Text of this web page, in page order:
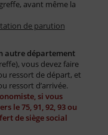
avant même la
de parution
autre département
vous devez faire
ressort de départ, et
ressort d’arrivée.
si vous
le 75, 91, 92, 93 ou
de siège social